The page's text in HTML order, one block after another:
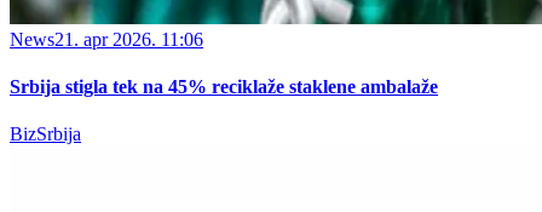
News21. apr 2026. 11:06
Srbija stigla tek na 45% reciklaže staklene ambalaže
BizSrbija